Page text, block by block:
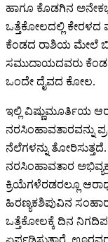
ಹಾಗೂ ಕೊಡಗಿನ
ಒತ್ತೆಕೋಲದಲ್ಲಿ
ಕೆಂಡದ ರಾಶಿಯ ಮೇಲೆ
ಸಮುದಾಯದವರು
ಒಂದೇ ದೈವದ ಕೋಲ.
ಇಲ್ಲಿ ವಿಷ್ಣುಮೂರ್ತಿಯ
ನರಸಿಂಹಾವತಾರವನ್ನು
ನೆಲೆಗಳನ್ನು
ನರಸಿಂಹಾವತಾರ
ಕ್ರಿಯೆಗಳೆರಡರಲ್ಲೂ
ಹಿರಣ್ಯಕಶಿಪುವಿನ
ಒತ್ತೆಕೋಲಕ್ಕೆ ದಿನ
ಏರ್ಪಡಿಸುತ್ತಾರೆ.